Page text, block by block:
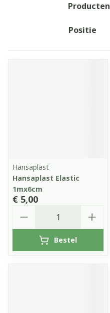
Producten
Sorteer op:
Hansaplast
Hansaplast Elastic
1mx6cm
€ 5,00
Bestel